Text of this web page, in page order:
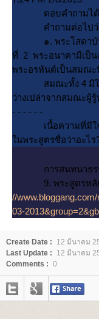
ตอบคำถามได้
คำถามต่อไปว่า
๑. พระโสดาบันเ
ที่ 2 พระอนาคามีเป็
พระอรหันต์เป็นส
สมณะทั้ง 4 มีในพ
ว่างเปล่าจากสมณะผู้
- - - - - -
เนื้อความที่มีใจคว
นพระสูตรชื่อว่าอะไร
การสนทนาธรร
9. พระสูตรหลักถั
//
03-
Create Date :
12 มีนาคม
Last Update :
12 มีนาคม
Comments : 0